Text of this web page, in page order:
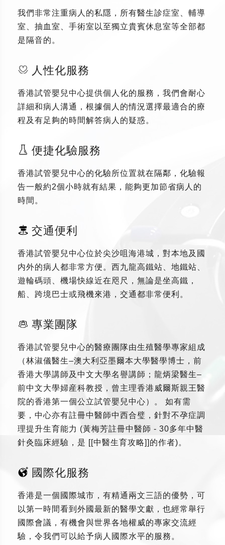
我們非常注重病人的私隱，所有醫生診症室、輔導
室、抽血室、手術室以至獨立貴賓休息室等全部都
是隔音的。
人性化服務
香港試管嬰兒中心提供個人化的服務，我們會耐心
詳細和病人溝通，根據個人的情況選擇最適合的療
程及有足夠的時間解答病人的疑惑。
便捷化驗服務
香港試管嬰兒中心的化驗所位置就在隔鄰，化驗報
告一般約2個小時就有結果，能夠更加節省病人的
時間。
交通便利
香港試管嬰兒中心位於尖沙咀海港城，對本地及國
内外的病人都非常方便。西九龍高鐵站、地鐵站、
遊輪碼頭、機場快線近在咫尺，無論是坐高鐵，
船、跨境巴士或飛機來港，交通都非常便利。
專業團隊
香港試管嬰兒中心的醫療團隊由生殖醫學專家組成
（林淑儀醫生–澳大利亞墨爾本大學醫學博士，前
香港大學講師及中文大學名譽講師；龍炳梁醫生–
前中文大學婦産科教授，曾主理香港威爾斯親王醫
院的香港第一個公立試管嬰兒中心）。 如有需
要，中心亦有註冊中醫師中西合璧，針對不孕症調
理提升生育能力 (黃梅芳註冊中醫師 - 30多年中醫
針灸臨床經驗，是 [[中醫生育攻略]]的作者)。
國際化服務
香港是一個國際城市，有精通兩文三語的優勢，可
以第一時間看到外國最新的醫學文獻，也經常舉行
國際會議，有機會與世界各地權威的專家交流經
驗，令我們可以給予病人國際水平的服務。